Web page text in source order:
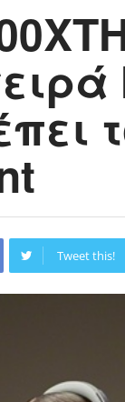
Tweet this!